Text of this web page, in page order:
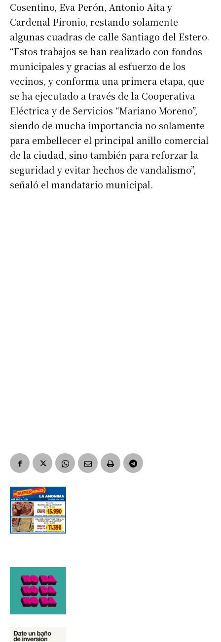
Suscribirme gratis
Dirección de correo electrónico *
Nombre
Cosentino, Eva Perón, Antonio Aita y
Cardenal Pironio, restando solamente
algunas cuadras de calle Santiago del Estero.
“Estos trabajos se han realizado con fondos
municipales y gracias al esfuerzo de los
vecinos, y conforma una primera etapa, que
se ha ejecutado a través de la Cooperativa
Eléctrica y de Servicios “Mariano Moreno”,
siendo de mucha importancia no solamente
para embellecer el principal anillo comercial
de la ciudad, sino también para reforzar la
seguridad y evitar hechos de vandalismo”,
señaló el mandatario municipal.